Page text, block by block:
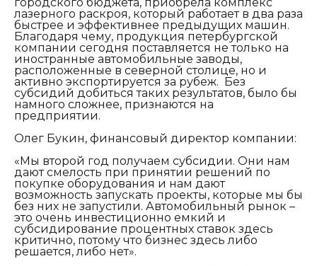
лазерного раскроя, который работает в два раза
быстрее и эффективнее предыдущих машин.
Благодаря чему, продукция петербургской
компании сегодня поставляется не только на
иностранные автомобильные заводы,
расположенные в северной столице, но и
активно экспортируется за рубеж. Без
субсидий добиться таких результатов, было бы
намного сложнее, признаются на
предприятии.
Олег Букин, финансовый директор компании:
«Мы второй год получаем субсидии. Они нам
дают смелость при принятии решений по
покупке оборудования и нам дают
возможность запускать проекты, которые мы бы
без них не запустили. Автомобильный рынок –
это очень инвестиционно емкий и
субсидирование процентных ставок здесь
критично, потому что бизнес здесь либо
решается, либо нет».